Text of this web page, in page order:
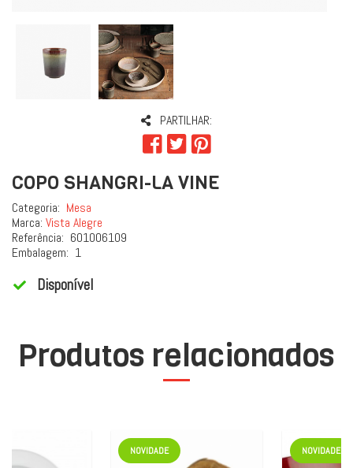
PARTILHAR:
COPO SHANGRI-LA VINE
Categoria: Mesa
Marca: Vista Alegre
Referência: 601006109
Embalagem: 1
Disponível
Produtos relacionados
NOVIDADE NOVIDADE